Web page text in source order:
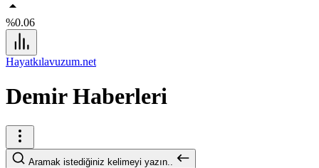
%0.06
Hayatkılavuzum.net
Demir Haberleri
Aramak istediğiniz kelimeyi yazın..